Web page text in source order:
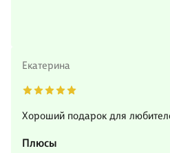
Екатерина
Хороший подарок для
Плюсы